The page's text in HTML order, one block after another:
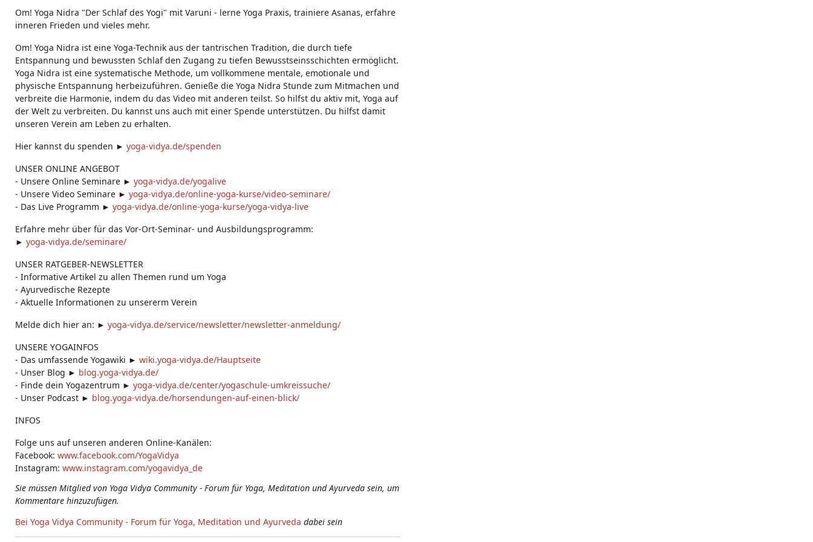
s:
Om! Yoga Nidra "Der Schlaf des Yogi" mit Varuni - lerne Yoga Praxis, trainiere Asanas, erfahre
inneren Frieden und vieles mehr.
Om! Yoga Nidra ist eine Yoga-Technik aus der tantrischen Tradition, die durch tiefe
Entspannung und bewussten Schlaf den Zugang zu tiefen Bewusstseinsschichten ermöglicht.
Yoga Nidra ist eine systematische Methode, um vollkommene mentale, emotionale und
physische Entspannung herbeizuführen. Genieße die Yoga Nidra Stunde zum Mitmachen und
verbreite die Harmonie, indem du das Video mit anderen teilst. So hilfst du aktiv mit, Yoga auf
der Welt zu verbreiten. Du kannst uns auch mit einer Spende unterstützen. Du hilfst damit
unseren Verein am Leben zu erhalten.
Hier kannst du spenden ► yoga-vidya.de/spenden​
UNSER ONLINE ANGEBOT
- Unsere Online Seminare ► yoga-vidya.de/yogalive
- Unsere Video Seminare ► yoga-vidya.de/online-yoga-kurse/video-seminare/
- Das Live Programm ► yoga-vidya.de/online-yoga-kurse/yoga-vidya-live
Erfahre mehr über für das Vor-Ort-Seminar- und Ausbildungsprogramm:
► yoga-vidya.de/seminare/
UNSER RATGEBER-NEWSLETTER
- Informative Artikel zu allen Themen rund um Yoga
- Ayurvedische Rezepte
- Aktuelle Informationen zu unsererm Verein
Melde dich hier an: ► yoga-vidya.de/service/newsletter/newsletter-anmeldung/
UNSERE YOGAINFOS
- Das umfassende Yogawiki ► wiki.yoga-vidya.de/Hauptseite
- Unser Blog ► blog.yoga-vidya.de/
- Finde dein Yogazentrum ► yoga-vidya.de/center/yogaschule-umkreissuche/
- Unser Podcast ► blog.yoga-vidya.de/horsendungen-auf-einen-blick/
INFOS
Folge uns auf unseren anderen Online-Kanälen:
Facebook: www.facebook.com/YogaVidya
Instagram: www.instagram.com/yogavidya_de
Sie müssen Mitglied von Yoga Vidya Community - Forum für Yoga, Meditation und Ayurveda sein, um
Kommentare hinzuzufügen.
Bei Yoga Vidya Community - Forum für Yoga, Meditation und Ayurveda dabei sein